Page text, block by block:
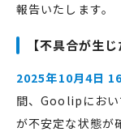
報告いたします。
【不具合が生じ
2025年10月4日
間、Goolipにおい
が不安定な状態が